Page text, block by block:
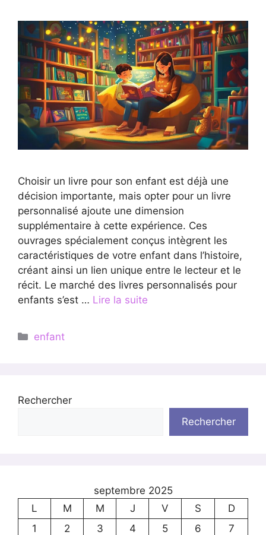
Choisir un livre pour son enfant est déjà une
décision importante, mais opter pour un livre
personnalisé ajoute une dimension
supplémentaire à cette expérience. Ces
ouvrages spécialement conçus intègrent les
caractéristiques de votre enfant dans l’histoire,
créant ainsi un lien unique entre le lecteur et le
récit. Le marché des livres personnalisés pour
enfants s’est … Lire la suite
Catégories
enfant
Rechercher
Rechercher
septembre 2025
L
M M J V S
D
1
2 3 4 5 6
7